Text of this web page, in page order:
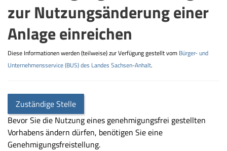
zur Nutzungsänderung einer
Anlage einreichen
Diese Informationen werden (teilweise) zur Verfügung gestellt vom Bürger- und
Unternehmensservice (BUS) des Landes Sachsen-Anhalt.
Zuständige Stelle
Bevor Sie die Nutzung eines genehmigungsfrei gestellten
Vorhabens ändern dürfen, benötigen Sie eine
Genehmigungsfreistellung.